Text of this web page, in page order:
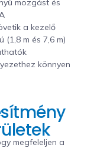
a kezelő
m és 7,6 m)
könnyen
megfeleljen a